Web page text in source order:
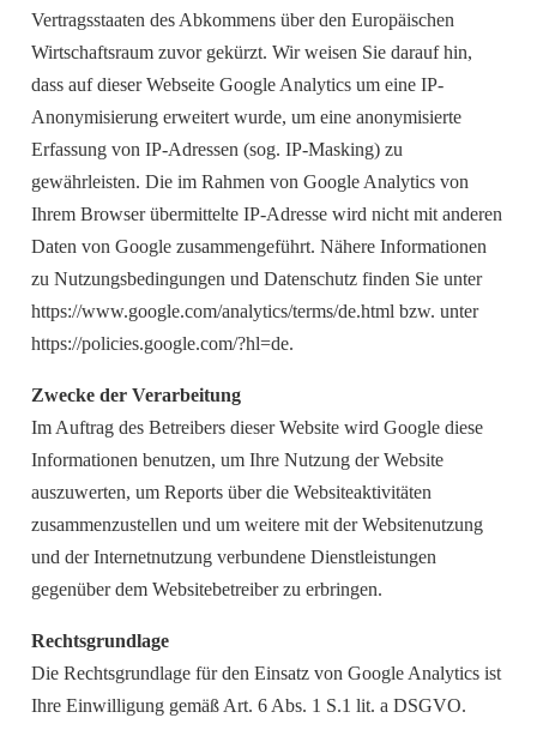
Vertragsstaaten des Abkommens über den Europäischen
Wirtschaftsraum zuvor gekürzt. Wir weisen Sie darauf hin,
dass auf dieser Webseite Google Analytics um eine IP-
Anonymisierung erweitert wurde, um eine anonymisierte
Erfassung von IP-Adressen (sog. IP-Masking) zu
gewährleisten. Die im Rahmen von Google Analytics von
Ihrem Browser übermittelte IP-Adresse wird nicht mit anderen
Daten von Google zusammengeführt. Nähere Informationen
zu Nutzungsbedingungen und Datenschutz finden Sie unter
https://www.google.com/analytics/terms/de.html bzw. unter
https://policies.google.com/?hl=de.
Zwecke der Verarbeitung
Im Auftrag des Betreibers dieser Website wird Google diese
Informationen benutzen, um Ihre Nutzung der Website
auszuwerten, um Reports über die Websiteaktivitäten
zusammenzustellen und um weitere mit der Websitenutzung
und der Internetnutzung verbundene Dienstleistungen
gegenüber dem Websitebetreiber zu erbringen.
Rechtsgrundlage
Die Rechtsgrundlage für den Einsatz von Google Analytics ist
Ihre Einwilligung gemäß Art. 6 Abs. 1 S.1 lit. a DSGVO.